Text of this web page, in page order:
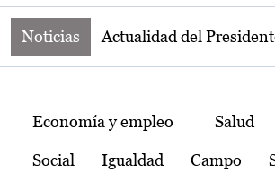
Noticias Actualidad del
Temas
Economía y empleo Salud
Social Igualdad Campo